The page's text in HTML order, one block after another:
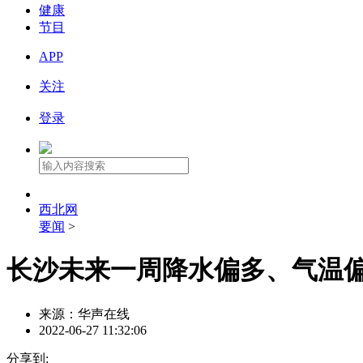
健康
节目
APP
关注
登录
西北网
要闻 >
长沙未来一周降水偏多、气温
来源：华声在线
2022-06-27 11:32:06
分享到: